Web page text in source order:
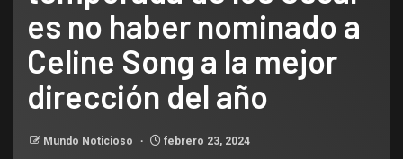
es no haber nominado a
Celine Song a la mejor
dirección del año
Mundo Noticioso febrero 23, 2024